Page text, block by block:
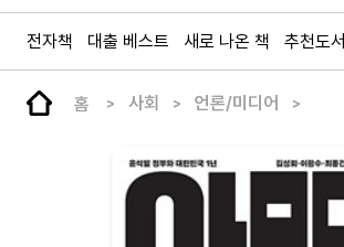
전자책 대출 베스트 새로 나온 책 추천도서
홈 사회 언론/미디어